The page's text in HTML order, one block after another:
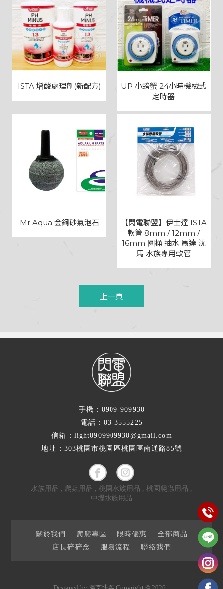
ISTA 增酸處理劑(新配方)
UP 小螃蟹 24小時機械式
定時器
Mr.Aqua 金鋼砂氣泡石
【閃電聯盟】伊士達 ISTA
軟管 8mm / 12mm /
16mm 圓桶 抽水 馬達 沈
馬 水族專用軟管
上一頁
手機：0909-909930
電話：03-3555225
信箱：light0909909930@gmail.com
地址：303桃園市桃園區桃園區南通路85號
水族用品 爬蟲用品 桃園水族用品
桃園爬蟲用品
中壢水族用品
關於我們 爬爬專區 限時優惠
全部商品
店長碎碎念
服務流程 聯絡我們
Designed by揚京快客 Copyright © 2026